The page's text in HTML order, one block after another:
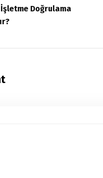
Doğrulama